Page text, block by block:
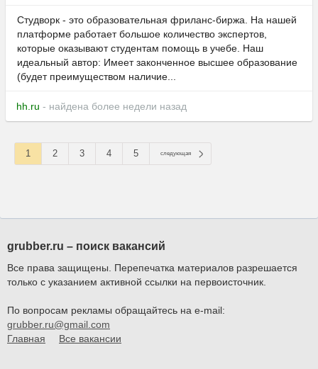
Студворк - это образовательная фриланс-биржа. На нашей
платформе работает большое количество экспертов,
которые оказывают студентам помощь в учебе. Наш
идеальный автор: Имеет законченное высшее образование
(будет преимуществом наличие...
hh.ru - найдена более недели назад
1 2 3 4 5 следующая
grubber.ru – поиск вакансий
Все права защищены. Перепечатка материалов разрешается
только с указанием активной ссылки на первоисточник.
По вопросам рекламы обращайтесь на e-mail:
grubber.ru@gmail.com
Главная
Все вакансии